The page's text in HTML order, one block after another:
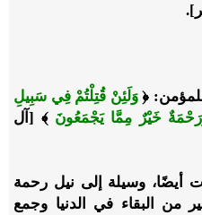
للمؤمن: ﴿وَلَئِنْ قُتِلْتُمْ فِي سَبِيلِ
خَيْرٌ مِمَّا يَجْمَعُونَ ﴾ [آل
أيضًا، وسيلة إلى نيل رحمة
من البقاء في الدنيا وجمع